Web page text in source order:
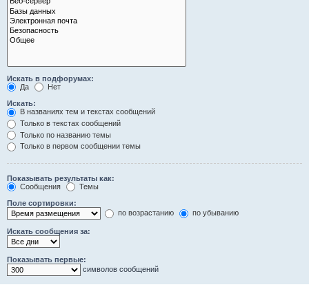
Искать в подфорумах:
Да
Нет
Искать:
В названиях тем и текстах сообщений
Только в текстах сообщений
Только по названию темы
Только в первом сообщении темы
Показывать результаты как:
Сообщения
Темы
Поле сортировки:
по возрастанию
по убыванию
Искать сообщения за:
Показывать первые:
символов сообщений